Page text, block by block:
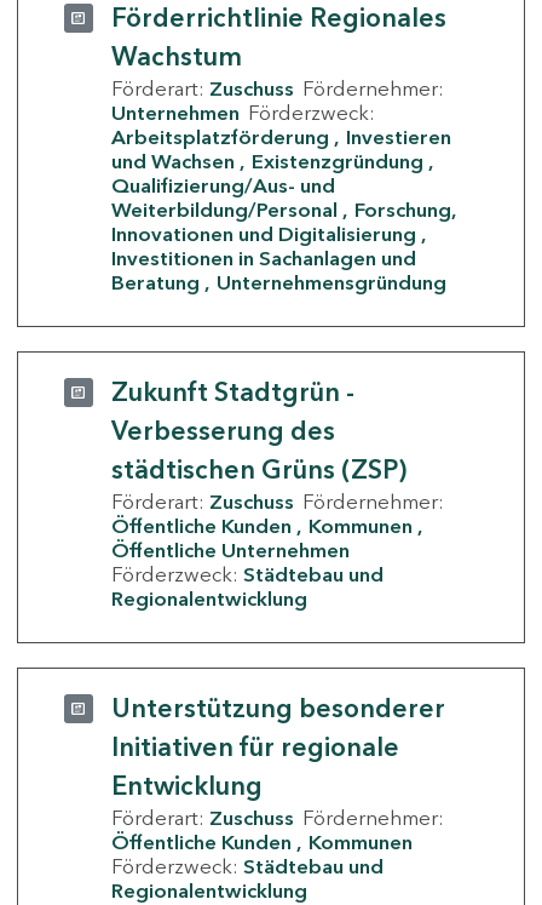
Förderrichtlinie Regionales
Wachstum
Förderart: Zuschuss Fördernehmer:
Unternehmen Förderzweck:
Arbeitsplatzförderung
Investieren
und Wachsen
Existenzgründung
Qualifizierung/Aus- und
Weiterbildung/Personal
Forschung,
Innovationen und Digitalisierung
Investitionen in Sachanlagen und
Beratung
Unternehmensgründung
Zukunft Stadtgrün -
Verbesserung des
städtischen Grüns (ZSP)
Förderart: Zuschuss Fördernehmer:
Öffentliche Kunden
Kommunen
Öffentliche Unternehmen
Förderzweck: Städtebau und
Regionalentwicklung
Unterstützung besonderer
Initiativen für regionale
Entwicklung
Förderart: Zuschuss Fördernehmer:
Öffentliche Kunden
Kommunen
Förderzweck: Städtebau und
Regionalentwicklung